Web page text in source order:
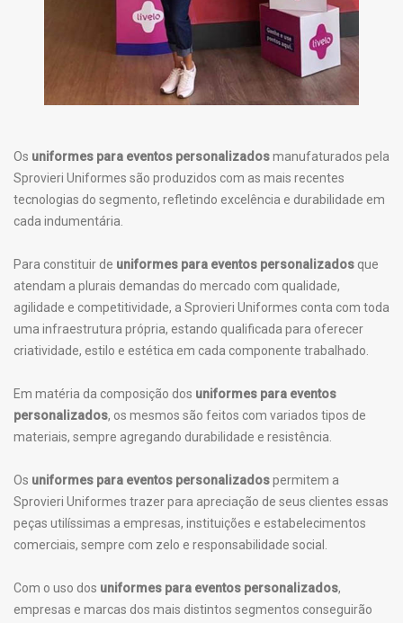
Os uniformes para eventos personalizadosmanufaturados pela
Sprovieri Uniformes são produzidos com as mais recentes
tecnologias do segmento, refletindo excelência e durabilidade em
cada indumentária.
Para constituir de uniformes para eventos personalizados que
atendam a plurais demandas do mercado com qualidade,
agilidade e competitividade, a Sprovieri Uniformes conta com toda
uma infraestrutura própria, estando qualificada para oferecer
criatividade, estilo e estética em cada componente trabalhado.
Em matéria da composição dos uniformes para eventos
personalizados, os mesmos são feitos com variados tipos de
materiais, sempre agregando durabilidade e resistência.
Os uniformes para eventos personalizadospermitem a
Sprovieri Uniformes trazer para apreciação de seus clientes essas
peças utilíssimas a empresas, instituições e estabelecimentos
comerciais, sempre com zelo e responsabilidade social.
Com o uso dos uniformes para eventos personalizados,
empresas e marcas dos mais distintos segmentos conseguirão